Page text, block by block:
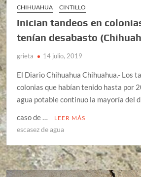
CHIHUAHUA CINTILLO
Inician tandeos en
tenían desabasto
grieta 14 julio, 2019
El Diario Chihuahua Chihuahua.- Los
colonias que habían tenido hasta por
agua potable continuo la mayoría del
caso de …
LEER MÁS
escasez de agua